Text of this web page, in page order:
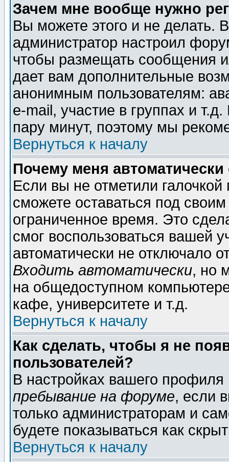
Зачем мне вообще нужно
Вы можете этого и не делать.
администратор настроил
чтобы размещать сообщения
дает вам дополнительные
анонимным пользователям:
e-mail, участие в группах и
пару минут, поэтому мы
Вернуться к началу
Почему меня автоматически
Если вы не отметили галочкой
сможете оставаться под
ограниченное время. Это
смог воспользоваться вашей
автоматически не отключало
Входить автоматически, но
на общедоступном
кафе, университете и т.д.
Вернуться к началу
Как сделать, чтобы я не
пользователей?
В настройках вашего
пребывание на форуме, если
только администраторам и
будете показываться как
Вернуться к началу